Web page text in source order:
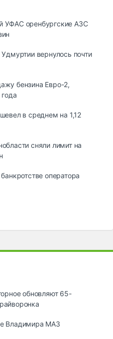
УФАС оренбургские АЗС
вернулось почти
бензина Евро-2,
в среднем на 1,12
сняли лимит на
оператора
обновляют 65-
Владимира МАЗ